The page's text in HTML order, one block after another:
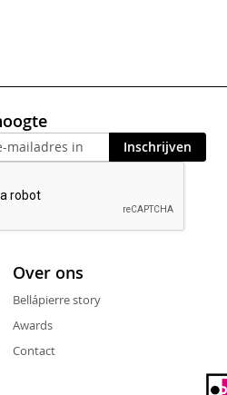
Inschrijven
Over ons
Bellápierre story
Awards
Contact